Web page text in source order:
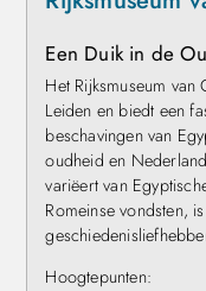
Een Duik in de
Het Rijksmuseum
Leiden en biedt een
beschavingen van
oudheid en
variëert van
Romeinse vondsten,
Hoogtepunten: